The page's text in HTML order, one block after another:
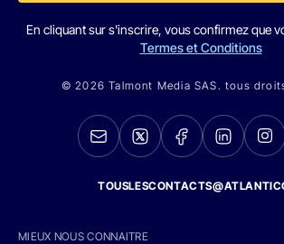
En cliquant sur s'inscrire, vous confirmez que
Termes et Conditions
© 2026 Talmont Media SAS. tous
MIEUX NOUS CONNAITRE